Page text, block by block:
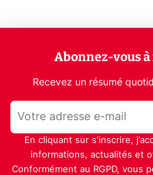
Abonnez-vous
Recevez un résumé
En cliquant sur s'inscrire,
informations, actualités et
Conformément au RGPD, vous